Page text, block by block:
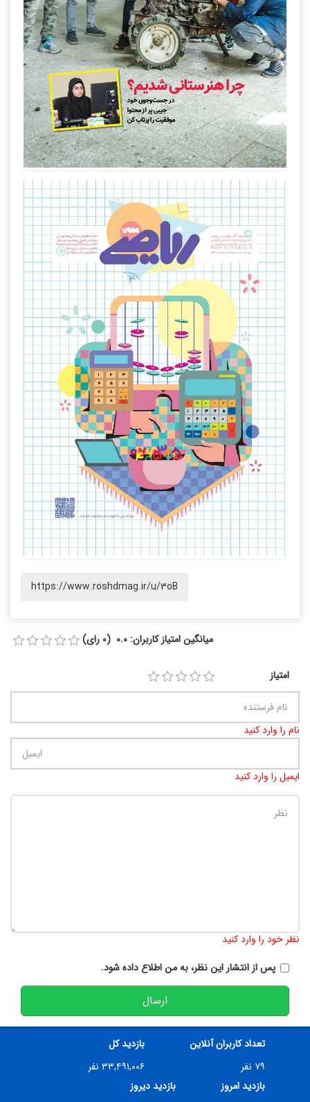
https://www.roshdmag.ir/u/3oB
میانگین امتیاز کاربران: 0.0 (0 رای)
امتیاز
نام را وارد کنید
ایمیل را وارد کنید
نظر خود را وارد کنید
پس از انتشار این نظر، به من اطلاع داده شود.
ارسال
تعداد کاربران آنلاین
۷۹ نفر
بازدید کل
۳۳,۴۹۱,۰۰۶ نفر
بازدید امروز
بازدید دیروز